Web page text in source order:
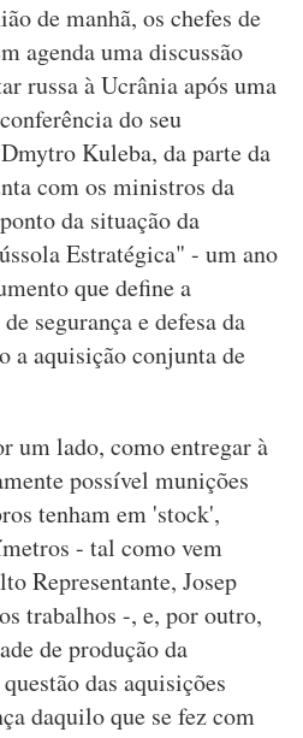
de manhã, os chefes de
agenda uma discussão
russa à Ucrânia após uma
do seu
Kuleba, da parte da
com os ministros da
da situação da
Estratégica" - um ano
que define a
segurança e defesa da
a aquisição conjunta de
um lado, como entregar à
possível munições
tenham em 'stock',
- tal como vem
Representante, Josep
trabalhos -, e, por outro,
de produção da
das aquisições
daquilo que se fez com